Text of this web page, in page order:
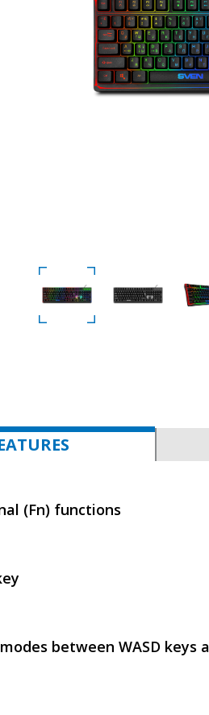
(Fn) functions
between WASD keys